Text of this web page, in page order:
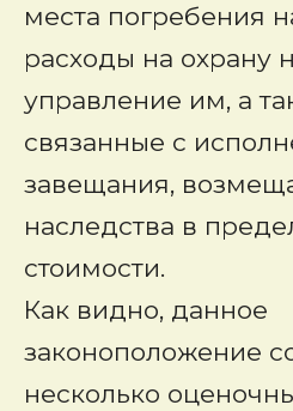
места погребения
расходы на охрану
управление им, а
связанные с
завещания,
наследства в
стоимости.
Как видно, данное
законоположение
несколько